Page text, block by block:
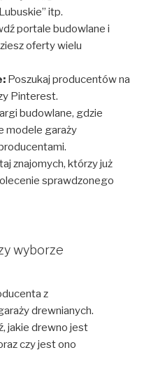
itp.
portale budowlane i
oferty wielu
Poszukaj producentów na
Pinterest.
budowlane, gdzie
modele garaży
znajomych, którzy już
sprawdzonego
wyborze
z
drewnianych.
jakie drewno jest
czy jest ono